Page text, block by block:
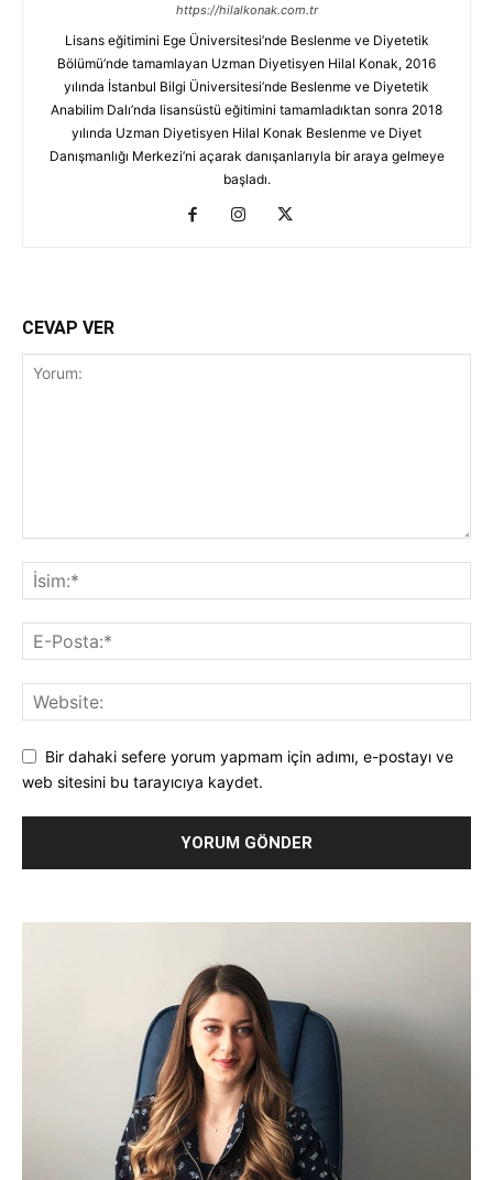
https://hilalkonak.com.tr
Lisans eğitimini Ege Üniversitesi’nde Beslenme ve Diyetetik
Bölümü’nde tamamlayan Uzman Diyetisyen Hilal Konak, 2016
yılında İstanbul Bilgi Üniversitesi’nde Beslenme ve Diyetetik
Anabilim Dalı’nda lisansüstü eğitimini tamamladıktan sonra 2018
yılında Uzman Diyetisyen Hilal Konak Beslenme ve Diyet
Danışmanlığı Merkezi’ni açarak danışanlarıyla bir araya gelmeye
başladı.
CEVAP VER
Bir dahaki sefere yorum yapmam için adımı, e-postayı ve
web sitesini bu tarayıcıya kaydet.